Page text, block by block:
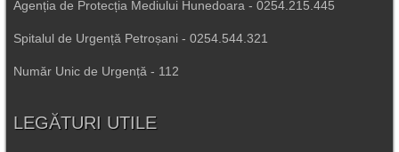
Agenția de Protecția Mediului Hunedoara - 0254.215.445
Spitalul de Urgență Petroșani - 0254.544.321
Număr Unic de Urgență - 112
LEGĂTURI UTILE